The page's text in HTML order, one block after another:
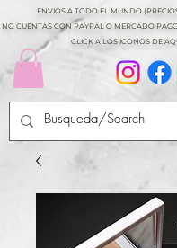
ENVIOS A TODO EL MUNDO
NO CUENTAS CON PAYPAL O MERCADO
CLICK A LOS ICONOS DE